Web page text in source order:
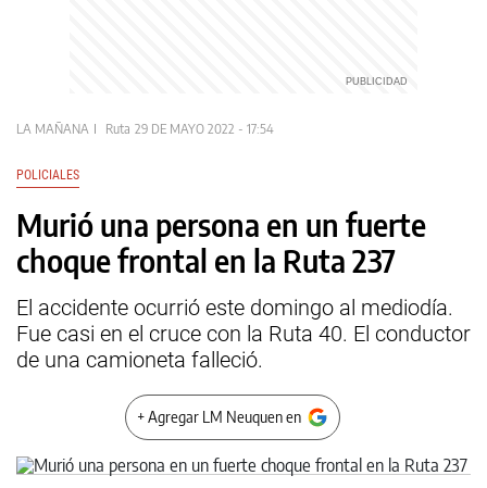
LA MAÑANA Ruta 29 DE MAYO 2022 - 17:54
POLICIALES
Murió una persona en un fuerte
choque frontal en la Ruta 237
El accidente ocurrió este domingo al mediodía.
Fue casi en el cruce con la Ruta 40. El conductor
de una camioneta falleció.
+ Agregar LM Neuquen en